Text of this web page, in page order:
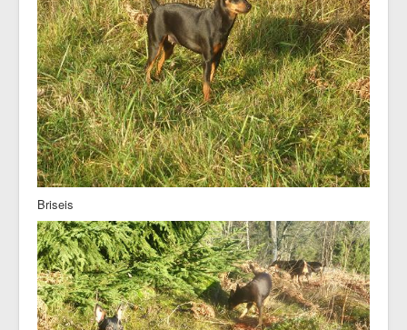
Briseis